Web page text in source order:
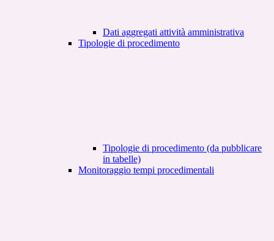
Dati aggregati attività amministrativa
Tipologie di procedimento
Tipologie di procedimento (da pubblicare
in tabelle)
Monitoraggio tempi procedimentali